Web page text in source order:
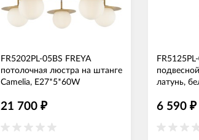
FR5202PL-05BS FREYA
потолочная люстра на штанге
Camelia, E27*5*60W
21 700 ₽
латунь,
6 590 ₽